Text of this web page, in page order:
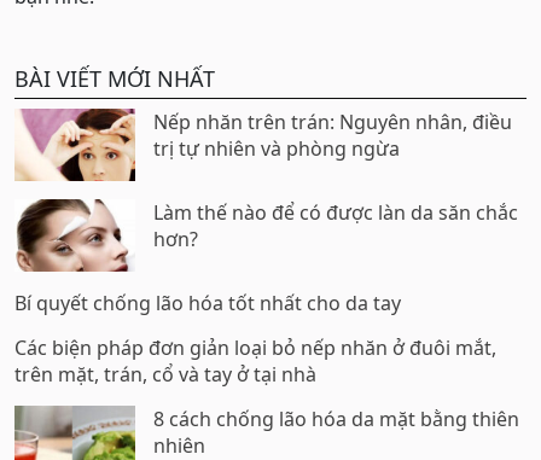
BÀI VIẾT MỚI NHẤT
Nếp nhăn trên trán: Nguyên nhân, điều
trị tự nhiên và phòng ngừa
Làm thế nào để có được làn da săn chắc
hơn?
Bí quyết chống lão hóa tốt nhất cho da tay
Các biện pháp đơn giản loại bỏ nếp nhăn ở đuôi mắt,
trên mặt, trán, cổ và tay ở tại nhà
8 cách chống lão hóa da mặt bằng thiên
nhiên